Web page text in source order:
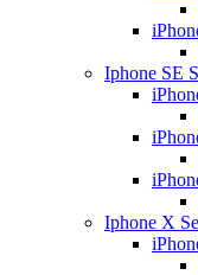
Iphone SE
Iphone X